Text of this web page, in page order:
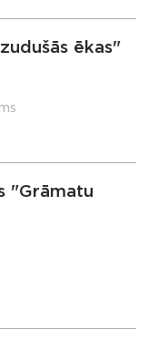
ēkas"
"Grāmatu